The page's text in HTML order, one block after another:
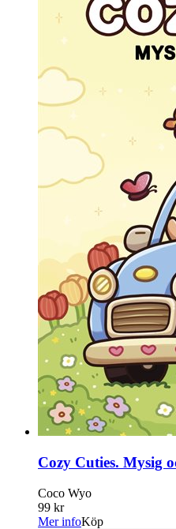
Cozy Cuties. Mysig
Coco Wyo
99 kr
Mer infoKöp